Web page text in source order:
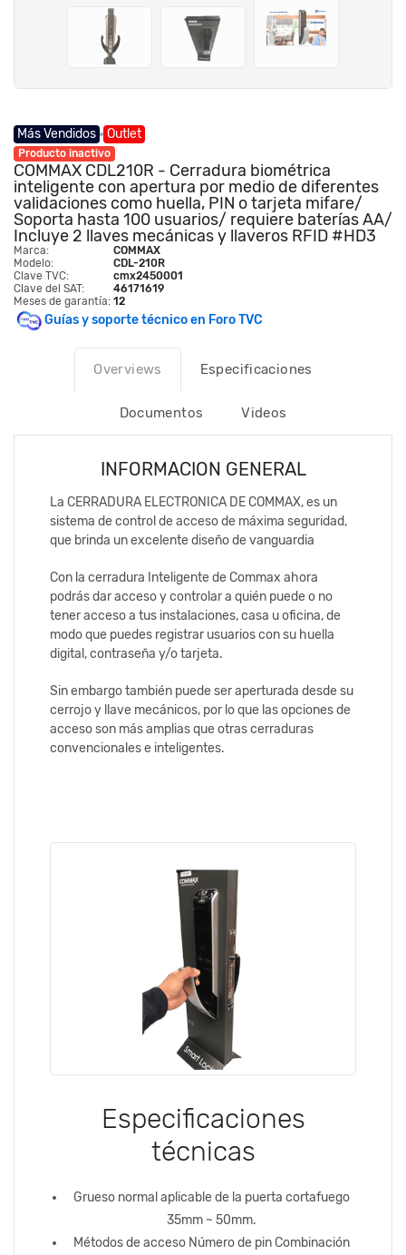
Más Vendidos Outlet
Producto inactivo
COMMAX CDL210R - Cerradura biométrica
inteligente con apertura por medio de diferentes
validaciones como huella, PIN o tarjeta mifare/
Soporta hasta 100 usuarios/ requiere baterías AA/
Incluye 2 llaves mecánicas y llaveros RFID #HD3
Marca:
COMMAX
Modelo:
CDL-210R
Clave TVC:
cmx2450001
Clave del SAT:
46171619
Meses de garantía: 12
Guías y soporte técnico en Foro TVC
Overviews Especificaciones
Documentos Videos
INFORMACION GENERAL
La CERRADURA ELECTRONICA DE COMMAX, es un
sistema de control de acceso de máxima seguridad,
que brinda un excelente diseño de vanguardia
Con la cerradura Inteligente de Commax ahora
podrás dar acceso y controlar a quién puede o no
tener acceso a tus instalaciones, casa u oficina, de
modo que puedes registrar usuarios con su huella
digital, contraseña y/o tarjeta.
Sin embargo también puede ser aperturada desde su
cerrojo y llave mecánicos, por lo que las opciones de
acceso son más amplias que otras cerraduras
convencionales e inteligentes.
Especificaciones
técnicas
Grueso normal aplicable de la puerta cortafuego
35mm ~ 50mm.
Métodos de acceso Número de pin Combinación